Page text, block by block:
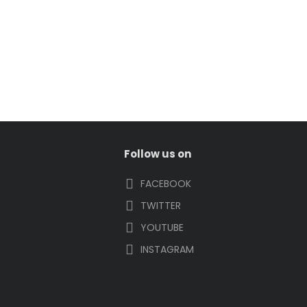
Follow us on
FACEBOOK
TWITTER
YOUTUBE
INSTAGRAM